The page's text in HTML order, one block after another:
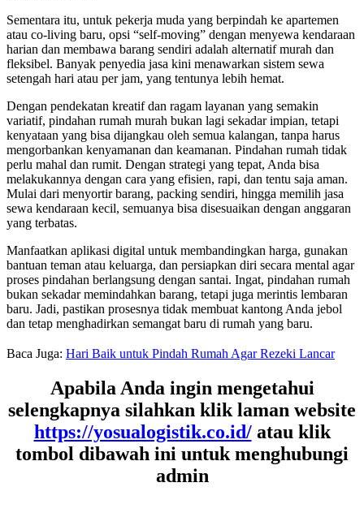
Sementara itu, untuk pekerja muda yang berpindah ke apartemen
atau co-living baru, opsi “self-moving” dengan menyewa kendaraan
harian dan membawa barang sendiri adalah alternatif murah dan
fleksibel. Banyak penyedia jasa kini menawarkan sistem sewa
setengah hari atau per jam, yang tentunya lebih hemat.
Dengan pendekatan kreatif dan ragam layanan yang semakin
variatif, pindahan rumah murah bukan lagi sekadar impian, tetapi
kenyataan yang bisa dijangkau oleh semua kalangan, tanpa harus
mengorbankan kenyamanan dan keamanan. Pindahan rumah tidak
perlu mahal dan rumit. Dengan strategi yang tepat, Anda bisa
melakukannya dengan cara yang efisien, rapi, dan tentu saja aman.
Mulai dari menyortir barang, packing sendiri, hingga memilih jasa
sewa kendaraan kecil, semuanya bisa disesuaikan dengan anggaran
yang terbatas.
Manfaatkan aplikasi digital untuk membandingkan harga, gunakan
bantuan teman atau keluarga, dan persiapkan diri secara mental agar
proses pindahan berlangsung dengan santai. Ingat, pindahan rumah
bukan sekadar memindahkan barang, tetapi juga merintis lembaran
baru. Jadi, pastikan prosesnya tidak membuat kantong Anda jebol
dan tetap menghadirkan semangat baru di rumah yang baru.
Baca Juga: Hari Baik untuk Pindah Rumah Agar Rezeki Lancar
Apabila Anda ingin mengetahui
selengkapnya silahkan klik laman website
https://yosualogistik.co.id/atau klik
tombol dibawah ini untuk menghubungi
admin